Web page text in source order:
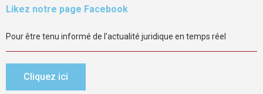
Likez notre page Facebook
Pour être tenu informé de l’actualité juridique en temps réel
Cliquez ici